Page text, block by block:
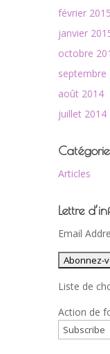
février 2015
janvier
octobre
septembre
août 2014
juillet 2014
Articles
Lettre
Email
Liste de
Action de